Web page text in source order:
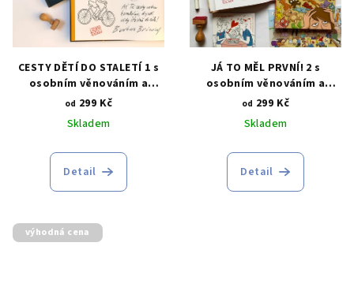
CESTY DĚTÍ DO STALETÍ 1 s
osobním věnováním a
ilustrací na míru
od 299 Kč
Skladem
Detail
JÁ TO MĚL PRVNÍ! 2 s
osobním věnováním a
ilustrací na míru
od 299 Kč
Skladem
Detail
výhodná cena